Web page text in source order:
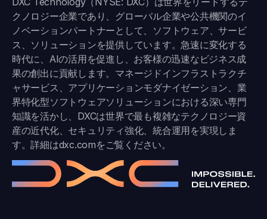
クノロジー企業であり、グローバル企業や公共機関のイ
ノベーションパートナーとして、ソフトウェア、サービ
ス、ソリューションを提供しています。急速に変化する
時代に、AIの活用を促進し、お客様の迅速なビジネス成
果の創出に貢献します。マネージドインフラストラクチ
ャサービス、アプリケーションモダナイゼーション、業
界特化型ソフトウェアソリューションにおける深い専門
知識を活かし、DXCは世界で最も複雑なテクノロジー資
産の近代化、セキュリティ強化、統合運用を実現しま
す。詳細はdxc.comをご覧ください。